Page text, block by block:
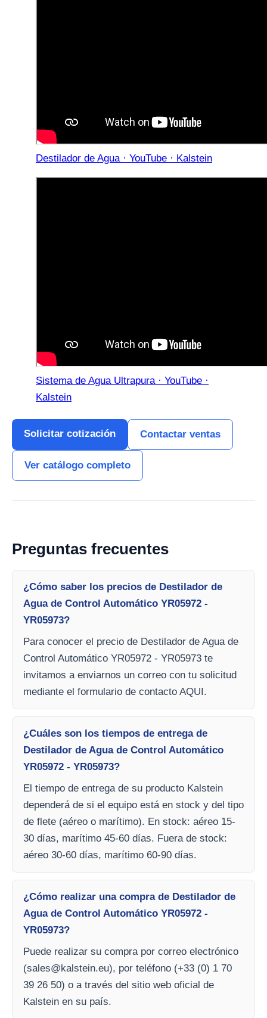
Destilador de Agua · YouTube · Kalstein
Sistema de Agua Ultrapura · YouTube ·
Kalstein
Solicitar cotización Contactar ventas
Ver catálogo completo
Preguntas frecuentes
¿Cómo saber los precios de Destilador de
Agua de Control Automático YR05972 -
YR05973?
Para conocer el precio de Destilador de Agua de
Control Automático YR05972 - YR05973 te
invitamos a enviarnos un correo con tu solicitud
mediante el formulario de contacto AQUI.
¿Cuáles son los tiempos de entrega de
Destilador de Agua de Control Automático
YR05972 - YR05973?
El tiempo de entrega de su producto Kalstein
dependerá de si el equipo está en stock y del tipo
de flete (aéreo o marítimo). En stock: aéreo 15-
30 días, marítimo 45-60 días. Fuera de stock:
aéreo 30-60 días, marítimo 60-90 días.
¿Cómo realizar una compra de Destilador de
Agua de Control Automático YR05972 -
YR05973?
Puede realizar su compra por correo electrónico
(sales@kalstein.eu), por teléfono (+33 (0) 1 70
39 26 50) o a través del sitio web oficial de
Kalstein en su país.